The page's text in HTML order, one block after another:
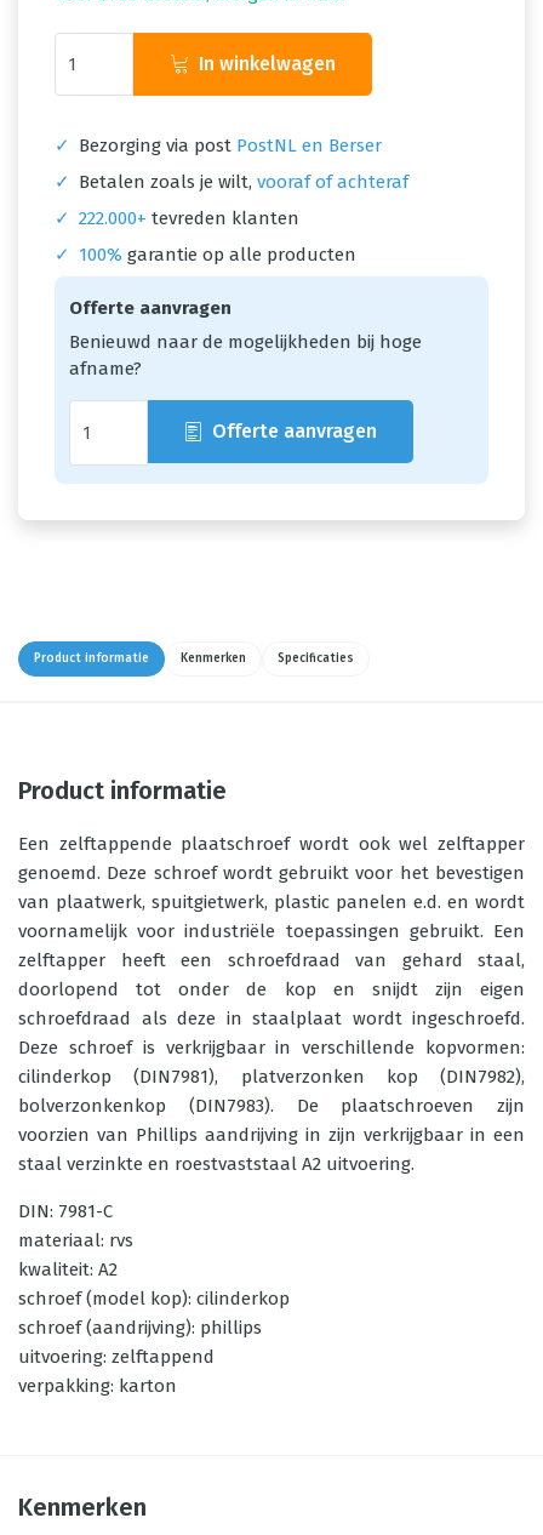
In winkelwagen
✓ Bezorging via post PostNL en Berser
✓
Betalen zoals je wilt, vooraf of achteraf
✓ 222.000+ tevreden klanten
✓
100% garantie op alle producten
Offerte aanvragen
Benieuwd naar de mogelijkheden bij hoge
afname?
Offerte aanvragen
Product informatie Kenmerken Specificaties
Product informatie
Een zelftappende plaatschroef wordt ook wel zelftapper
genoemd. Deze schroef wordt gebruikt voor het bevestigen
van plaatwerk, spuitgietwerk, plastic panelen e.d. en wordt
voornamelijk voor industriële toepassingen gebruikt. Een
zelftapper heeft een schroefdraad van gehard staal,
doorlopend tot onder de kop en snijdt zijn eigen
schroefdraad als deze in staalplaat wordt ingeschroefd.
Deze schroef is verkrijgbaar in verschillende kopvormen:
cilinderkop (DIN7981), platverzonken kop (DIN7982),
bolverzonkenkop (DIN7983). De plaatschroeven zijn
voorzien van Phillips aandrijving in zijn verkrijgbaar in een
staal verzinkte en roestvaststaal A2 uitvoering.
DIN: 7981-C
materiaal: rvs
kwaliteit: A2
schroef (model kop): cilinderkop
schroef (aandrijving): phillips
uitvoering: zelftappend
verpakking: karton
Kenmerken